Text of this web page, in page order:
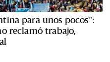
para unos pocos”:
reclamó trabajo,